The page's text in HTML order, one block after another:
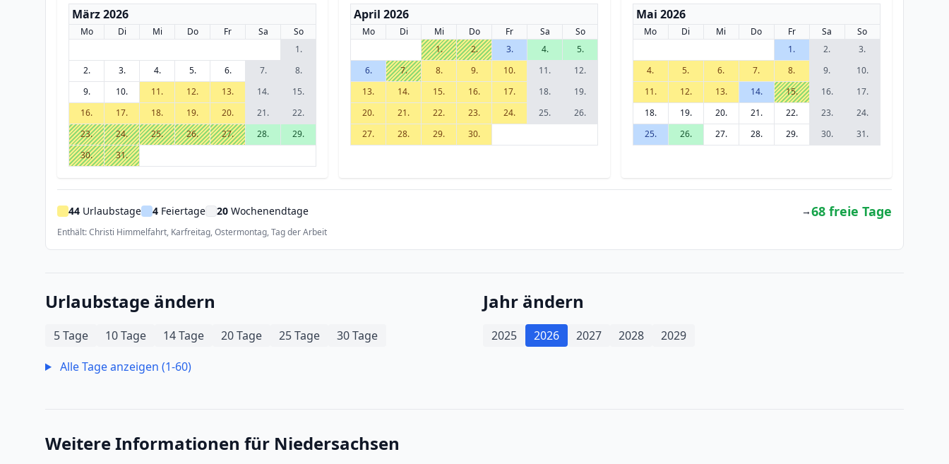
März 2026
Mo Di Mi Do Fr Sa
So
1.
2.
3. 4. 5. 6. 7.
8.
9.
10. 11. 12. 13. 14.
15.
16.
17. 18. 19. 20. 21.
22.
23.
24. 25. 26. 27. 28.
29.
30.
31.
April 2026
Mo Di Mi Do Fr Sa
So
1.
2. 3. 4.
5.
6.
7. 8. 9. 10. 11.
12.
13.
14. 15. 16. 17. 18.
19.
20.
21. 22. 23. 24. 25.
26.
27.
28. 29. 30.
Mai 2026
Mo Di Mi Do Fr Sa
So
1.
2.
3.
4.
5. 6. 7. 8. 9.
10.
11.
12. 13. 14. 15. 16.
17.
18.
19. 20. 21. 22. 23.
24.
25.
26. 27. 28. 29. 30. 31.
44 Urlaubstage 4 Feiertage 20 Wochenendtage →68 freie Tage
Enthält: Christi Himmelfahrt, Karfreitag, Ostermontag, Tag der Arbeit
Urlaubstage ändern
5 Tage 10 Tage 14 Tage 20 Tage 25 Tage
30 Tage
Alle Tage anzeigen (1-60)
Jahr ändern
2025 2026 2027 2028 2029
Weitere Informationen für Niedersachsen